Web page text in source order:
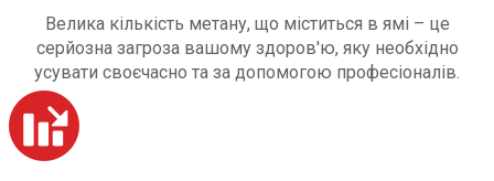
Велика кількість метану, що міститься в ямі – це
серйозна загроза вашому здоров'ю, яку необхідно
усувати своєчасно та за допомогою професіоналів.